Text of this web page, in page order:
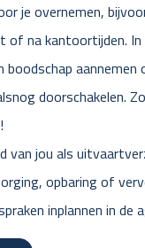
je overnemen,
of na kantoortijden. In
boodschap aannemen
doorschakelen.
van jou als
opbaring of
inplannen in de